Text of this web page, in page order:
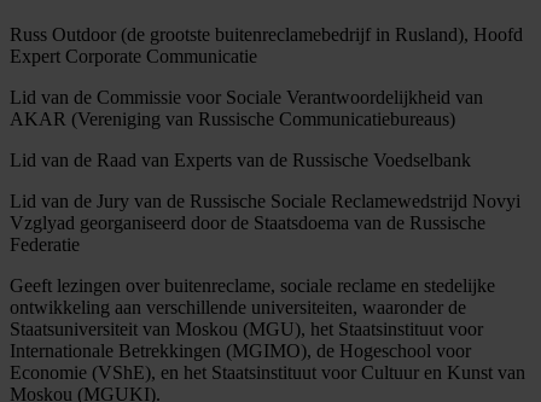
Russ Outdoor (de grootste buitenreclamebedrijf in Rusland), Hoofd
Expert Corporate Communicatie
Lid van de Commissie voor Sociale Verantwoordelijkheid van
AKAR (Vereniging van Russische Communicatiebureaus)
Lid van de Raad van Experts van de Russische Voedselbank
Lid van de Jury van de Russische Sociale Reclamewedstrijd Novyi
Vzglyad georganiseerd door de Staatsdoema van de Russische
Federatie
Geeft lezingen over buitenreclame, sociale reclame en stedelijke
ontwikkeling aan verschillende universiteiten, waaronder de
Staatsuniversiteit van Moskou (MGU), het Staatsinstituut voor
Internationale Betrekkingen (MGIMO), de Hogeschool voor
Economie (VShE), en het Staatsinstituut voor Cultuur en Kunst van
Moskou (MGUKI).